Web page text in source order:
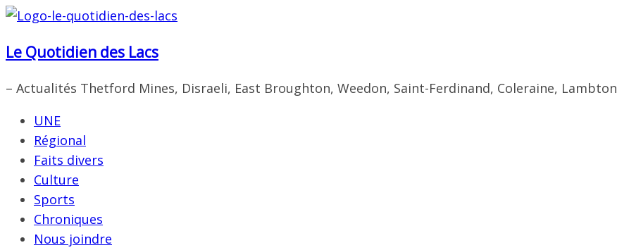
Passer
contenu
Le Quotidien des Lacs
– Actualités Thetford Mines, Disraeli, East Broughton, Weedon, Saint-Ferdinand, Coleraine,
UNE
Régional
Faits divers
Culture
Sports
Chroniques
Nous joindre